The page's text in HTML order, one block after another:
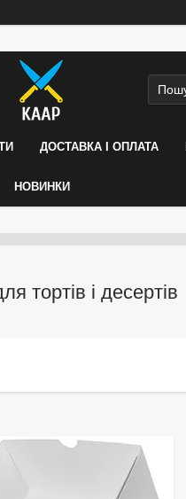
ДОСТАВКА І ОПЛАТА
НОВИНКИ
тортів і десертів